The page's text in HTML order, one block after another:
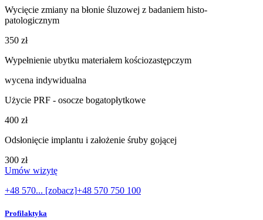
Wycięcie zmiany na błonie śluzowej z badaniem histo-
patologicznym
350 zł
Wypełnienie ubytku materiałem kościozastępczym
wycena indywidualna
Użycie PRF - osocze bogatopłytkowe
400 zł
Odsłonięcie implantu i założenie śruby gojącej
300 zł
Umów wizytę
+48 570... [zobacz]+48 570 750 100
Profilaktyka